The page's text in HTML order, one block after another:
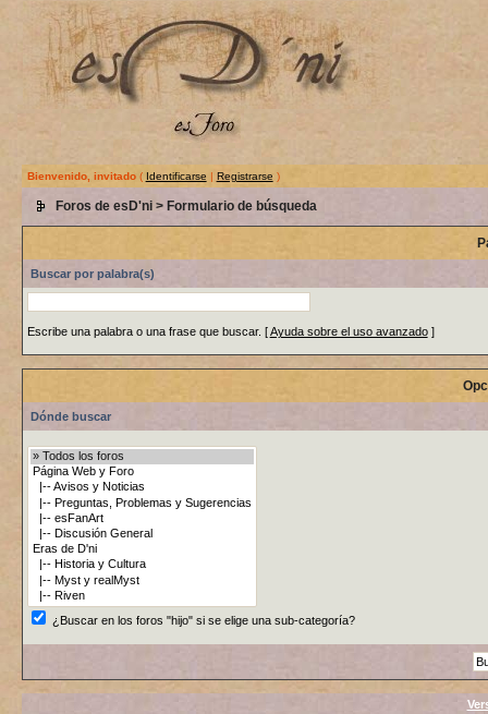
Bienvenido, invitado( Identificarse | Registrarse )
Foros de esD'ni> Formulario de búsqueda
Buscar por palabra(s)
Escribe una palabra o una frase que buscar. [Ayuda sobre el uso avanzado]
Dónde buscar
¿Buscar en los foros "hijo" si se elige una sub-categoría?